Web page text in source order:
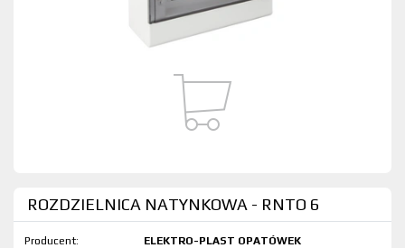
ROZDZIELNICA NATYNKOWA - RNTO 6
Producent:
ELEKTRO-PLAST OPATÓWEK